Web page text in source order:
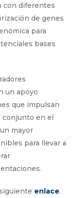
con diferentes
de genes
para
bases
un apoyo
que impulsan
conjunto en el
mayor
para llevar a
enlace.